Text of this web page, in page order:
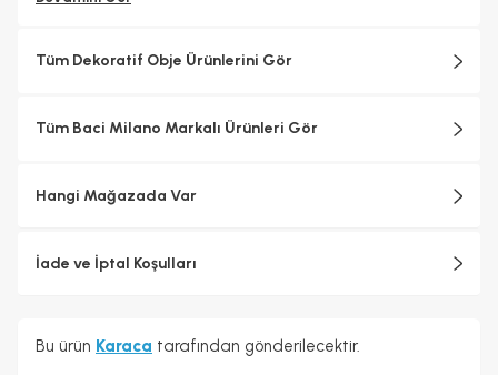
tahtalarından fincanlara kadar geniş bir ürün
canlılığını yansıttığı seçenekler sunar. Hem
alanlarınıza benzersiz bir cazibe ve zarafet katar.
Tüm Dekoratif Obje Ürünlerini Gör
Tüm Baci Milano Markalı Ürünleri Gör
Hangi Mağazada Var
İade ve İptal Koşulları
Bu ürün Karaca tarafından gönderilecektir.